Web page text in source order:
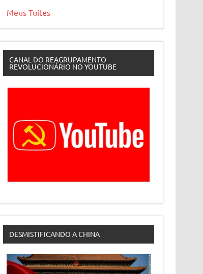
Meus Tuítes
CANAL DO REAGRUPAMENTO
REVOLUCIONÁRIO NO YOUTUBE
DESMISTIFICANDO A CHINA